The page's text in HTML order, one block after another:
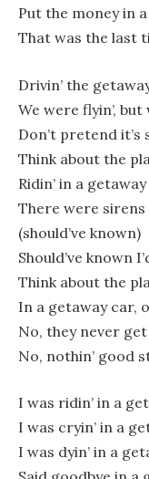
Put the money in
That was the last
Drivin’ the
We were flyin’,
Don’t pretend it’s
Think about the
Ridin’ in a
There were
(should’ve known)
Should’ve known
Think about the
In a getaway car,
No, they never
No, nothin’ good
I was ridin’ in a
I was cryin’ in a
I was dyin’ in a